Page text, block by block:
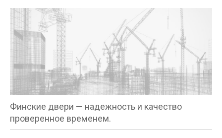
Финские двери — надежность и качество
проверенное временем.